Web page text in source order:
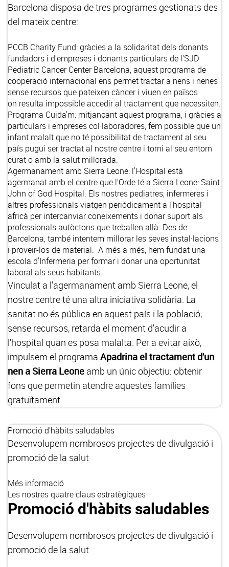
Barcelona disposa de tres programes gestionats des
del mateix centre:
PCCB Charity Fund:gràcies a la solidaritat dels donants
fundadors i d'empreses i donants particulars de l'SJD
Pediatric Cancer Center Barcelona, aquest programa de
cooperació internacional ens permet tractar a nens i nenes
sense recursos que pateixen càncer i viuen en països
on resulta impossible accedir al tractament que necessiten.
Programa Cuida'm: mitjançant aquest programa, i gràcies a
particulars i empreses col·laboradores, fem possible que un
infant malalt que no té possibilitat de tractament al seu
país pugui ser tractat al nostre centre i torni al seu entorn
curat o amb la salut millorada.
Agermanament amb Sierra Leone: l'Hospital està
agermanat amb el centre que l'Orde té a Sierra Leone: Saint
John of God Hospital. Els nostres pediatres, infermeres i
altres professionals viatgen periòdicament a l'hospital
africà per intercanviar coneixements i donar suport als
professionals autòctons que treballen allà. Des de
Barcelona, també intentem millorar les seves instal·lacions
i proveir-los de material. A més a més, hem fundat una
escola d'Infermeria per formar i donar una oportunitat
laboral als seus habitants.
Vinculat a l'agermanament amb Sierra Leone, el
nostre centre té una altra iniciativa solidària. La
sanitat no és pública en aquest país i la població,
sense recursos, retarda el moment d'acudir a
l'hospital quan es posa malalta. Per a evitar això,
impulsem el programa Apadrina el tractament d'un
nen a Sierra Leone amb un únic objectiu: obtenir
fons que permetin atendre aquestes famílies
gratuïtament.
Promoció d'hàbits saludables
Desenvolupem nombrosos projectes de divulgació i
promoció de la salut
Més informació
Les nostres quatre claus estratègiques
Promoció d'hàbits saludables
Desenvolupem nombrosos projectes de divulgació i
promoció de la salut